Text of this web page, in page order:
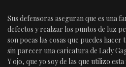
Sus defensoras aseguran que es una
defectos y realzar los puntos de luz
son pocas las cosas que puedes hacer
sin parecer una caricatura de Lady
Y ojo, que yo soy de las que utilizo